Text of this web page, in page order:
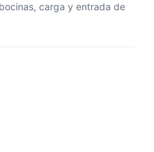
carga y entrada de